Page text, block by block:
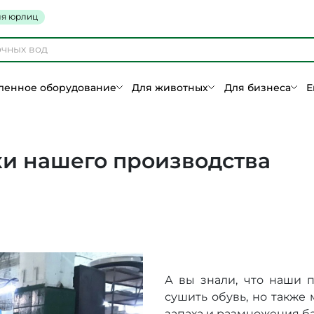
юрлиц
оборудование Для животных Для бизнеса
производства
А вы знали, что наши
сушить обувь, но также